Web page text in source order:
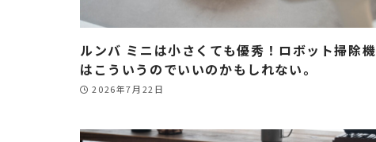
ルンバ ミニは小さくても優秀！ロボット掃除機
はこういうのでいいのかもしれない。
2026年7月22日